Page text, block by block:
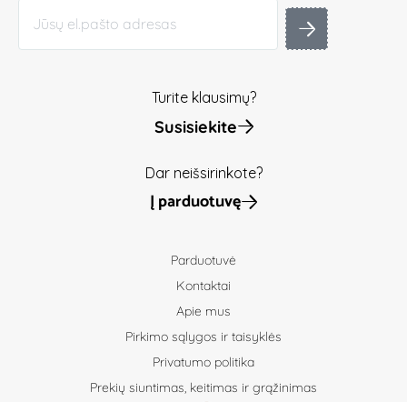
Turite klausimų?
Susisiekite
Dar neišsirinkote?
Į parduotuvę
Parduotuvė
Kontaktai
Apie mus
Pirkimo sąlygos ir taisyklės
Privatumo politika
Prekių siuntimas, keitimas ir grąžinimas